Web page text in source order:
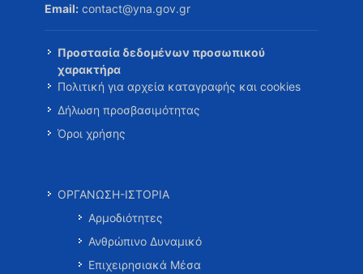
Email: contact@yna.gov.gr
Προστασία δεδομένων προσωπικού
χαρακτήρα
Πολιτική για αρχεία καταγραφής και cookies
Δήλωση προσβασιμότητας
Όροι χρήσης
ΟΡΓΑΝΩΣΗ-ΙΣΤΟΡΙΑ
Αρμοδιότητες
Ανθρώπινο Δυναμικό
Επιχειρησιακά Μέσα